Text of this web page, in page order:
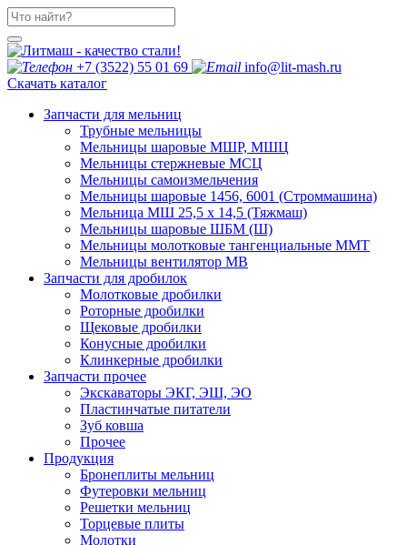
+7 (3522) 55 01 69
info@lit-mash.ru
Скачать каталог
Запчасти для мельниц
Трубные мельницы
Мельницы шаровые МШР, МШЦ
Мельницы стержневые МСЦ
Мельницы самоизмельчения
Мельницы шаровые 1456, 6001 (Строммашина)
Мельница МШ 25,5 х 14,5 (Тяжмаш)
Мельницы шаровые ШБМ (Ш)
Мельницы молотковые тангенциальные ММТ
Мельницы вентилятор МВ
Запчасти для дробилок
Молотковые дробилки
Роторные дробилки
Щековые дробилки
Конусные дробилки
Клинкерные дробилки
Запчасти прочее
Экскаваторы ЭКГ, ЭШ, ЭО
Пластинчатые питатели
Зуб ковша
Прочее
Продукция
Бронеплиты мельниц
Футеровки мельниц
Решетки мельниц
Торцевые плиты
Молотки